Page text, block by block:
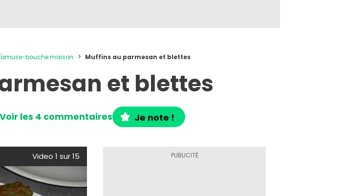
bouche maison Muffins au parmesan et blettes
et blettes
Voir les 4 commentaires Je note !
Video 1 sur 15